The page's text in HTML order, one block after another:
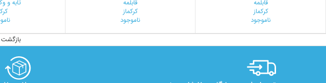
قابلمه
کرکماز
ناموجود
قابلمه
کرکماز
ناموجود
تابه و
بازگشت